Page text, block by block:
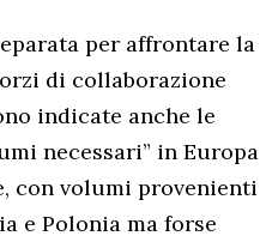
per affrontare la
di collaborazione
indicate anche le
necessari” in Europa
con volumi provenienti
e Polonia ma forse